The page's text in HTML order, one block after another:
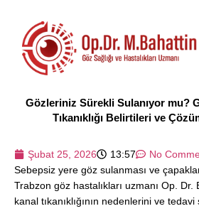
Gözleriniz Sürekli Sulanıyor mu?
Tıkanıklığı Belirtileri ve
Şubat 25, 2026 13:57
No
Sebepsiz yere göz sulanması ve
Trabzon göz hastalıkları uzmanı Op. Dr.
kanal tıkanıklığının nedenlerini ve